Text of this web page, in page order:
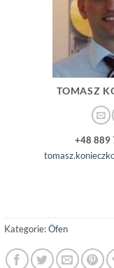
TOMASZ
+48 889
Kategorie:Öfen